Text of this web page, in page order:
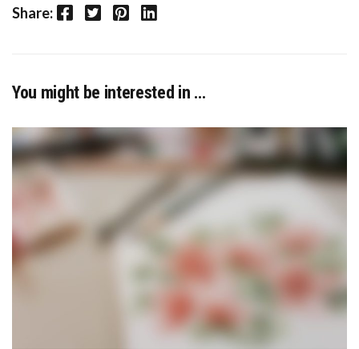
Share: Facebook Twitter Pinterest LinkedIn
You might be interested in …